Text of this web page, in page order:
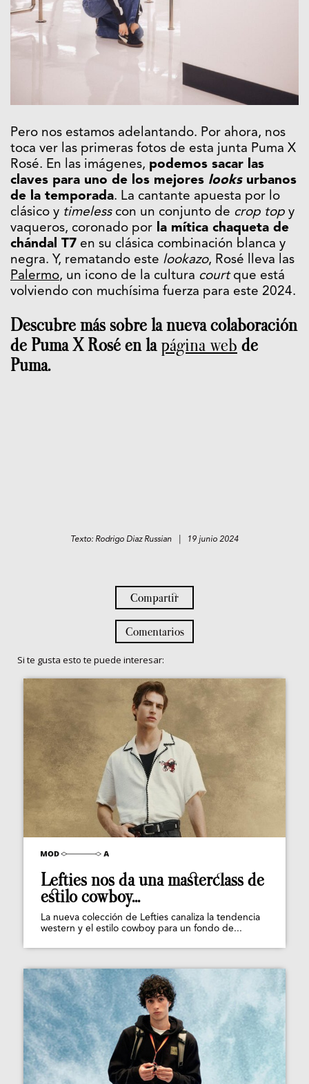
Pero nos estamos adelantando. Por ahora, nos
toca ver las primeras fotos de esta junta Puma X
Rosé. En las imágenes, podemos sacar las
claves para uno de los mejores looksurbanos
de la temporada. La cantante apuesta por lo
clásico y timelesscon un conjunto de crop top y
vaqueros, coronado por la mítica chaqueta de
chándal T7 en su clásica combinación blanca y
negra. Y, rematando este lookazo, Rosé lleva las
Palermo, un icono de la cultura courtque está
volviendo con muchísima fuerza para este 2024.
Descubre más sobre la nueva colaboración
de Puma X Rosé en lapágina web de
Puma.
Texto: Rodrigo Diaz Russian | 19 junio 2024
Compartir
Comentarios
Si te gusta esto te puede interesar:
Lefties nos da una masterclass de
estilo cowboy...
La nueva colección de Lefties canaliza la tendencia
western y el estilo cowboy para un fondo de...